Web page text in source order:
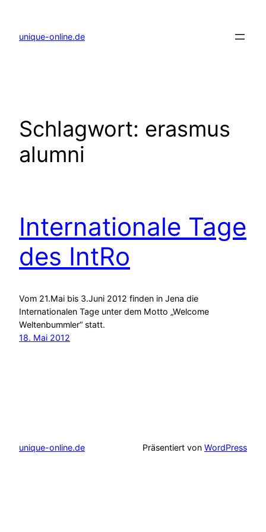
springen
unique-online.de
Schlagwort: erasmus
alumni
Internationale Tage
des IntRo
Vom 21.Mai bis 3.Juni 2012 finden in Jena die
Internationalen Tage unter dem Motto „Welcome
Weltenbummler“ statt.
18. Mai 2012
unique-online.de Präsentiert von WordPress